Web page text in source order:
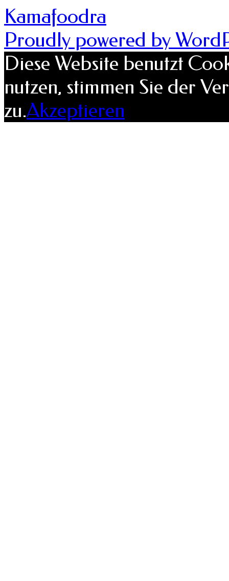
Kamafoodra
Proudly powered by
Diese Website benutzt
nutzen, stimmen Sie der
zu.Akzeptieren